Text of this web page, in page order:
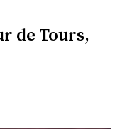
de Tours,